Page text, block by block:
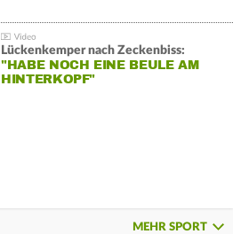
Lückenkemper nach Zeckenbiss:
"HABE NOCH EINE BEULE AM
HINTERKOPF"
MEHR SPORT